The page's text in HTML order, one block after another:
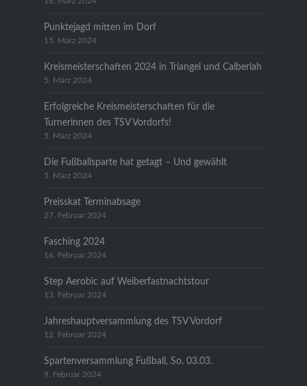
Punktejagd mitten im Dorf
15. März 2024
Kreismeisterschaften 2024 in Triangel und Calberlah
5. März 2024
Erfolgreiche Kreismeisterschaften für die
Turnerinnen des TSV Vordorfs!
5. März 2024
Die Fußballsparte hat getagt – Und gewählt
5. März 2024
Preisskat Terminabsage
27. Februar 2024
Fasching 2024
16. Februar 2024
Step Aerobic auf Weiberfastnachtstour
13. Februar 2024
Jahreshauptversammlung des TSV Vordorf
12. Februar 2024
Spartenversammlung Fußball, So. 03.03.
9. Februar 2024